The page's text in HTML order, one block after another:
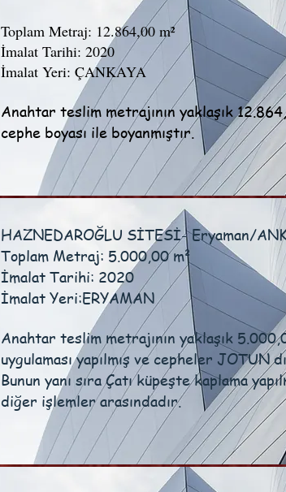
Toplam Metraj: 12.864,00 m²
İmalat Tarihi: 2020
İmalat Yeri: ÇANKAYA
Anahtar teslim metrajının yaklaşık
cephe boyası ile boyanmıştır.
HAZNEDAROĞLU SİTESİ- Eryaman/
Toplam Metraj: 5.000,00 m²
İmalat Tarihi: 2020
İmalat Yeri:ERYAMAN
Anahtar teslim metrajının yaklaşık
uygulaması yapılmış ve cepheler JOTUN
Bunun yanı sıra Çatı küpeşte kaplama
diğer işlemler arasındadır.